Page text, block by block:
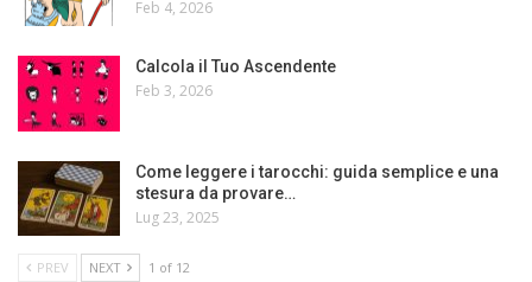
Feb 4, 2026
Calcola il Tuo Ascendente
Feb 3, 2026
Come leggere i tarocchi: guida semplice e una
stesura da provare…
Lug 23, 2025
PREV NEXT 1 of 12